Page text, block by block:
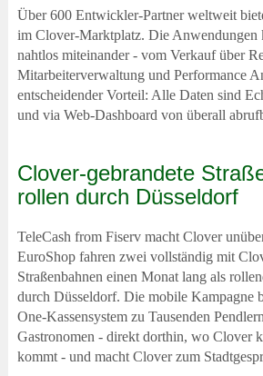
Über 600 Entwickler-Partner weltweit
im Clover-Marktplatz. Die Anwendungen
nahtlos miteinander - vom Verkauf über
Mitarbeiterverwaltung und Performance
entscheidender Vorteil: Alle Daten sind
und via Web-Dashboard von überall
Clover-gebrandete
rollen durch Düsseldorf
TeleCash from Fiserv macht Clover
EuroShop fahren zwei vollständig mit
Straßenbahnen einen Monat lang als
durch Düsseldorf. Die mobile Kampagne
One-Kassensystem zu Tausenden
Gastronomen - direkt dorthin, wo Clover
kommt - und macht Clover zum